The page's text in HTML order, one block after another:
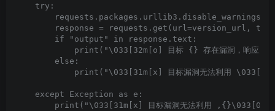
    try:
response = requests.get(url=version_url,
        if "output" in response.text:
print("\033[32m[o] 目标 {} 存在漏洞，响
        else:
print("\033[31m[x] 目标漏洞无法利用
    except Exception as e:
print("\033[31m[x] 目标漏洞无法利用